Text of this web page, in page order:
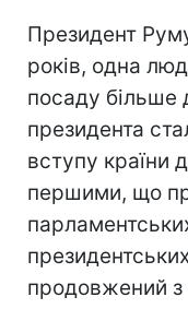
Президент
років, одна
посаду більше
президента
вступу країни
першими, що
продовжений з